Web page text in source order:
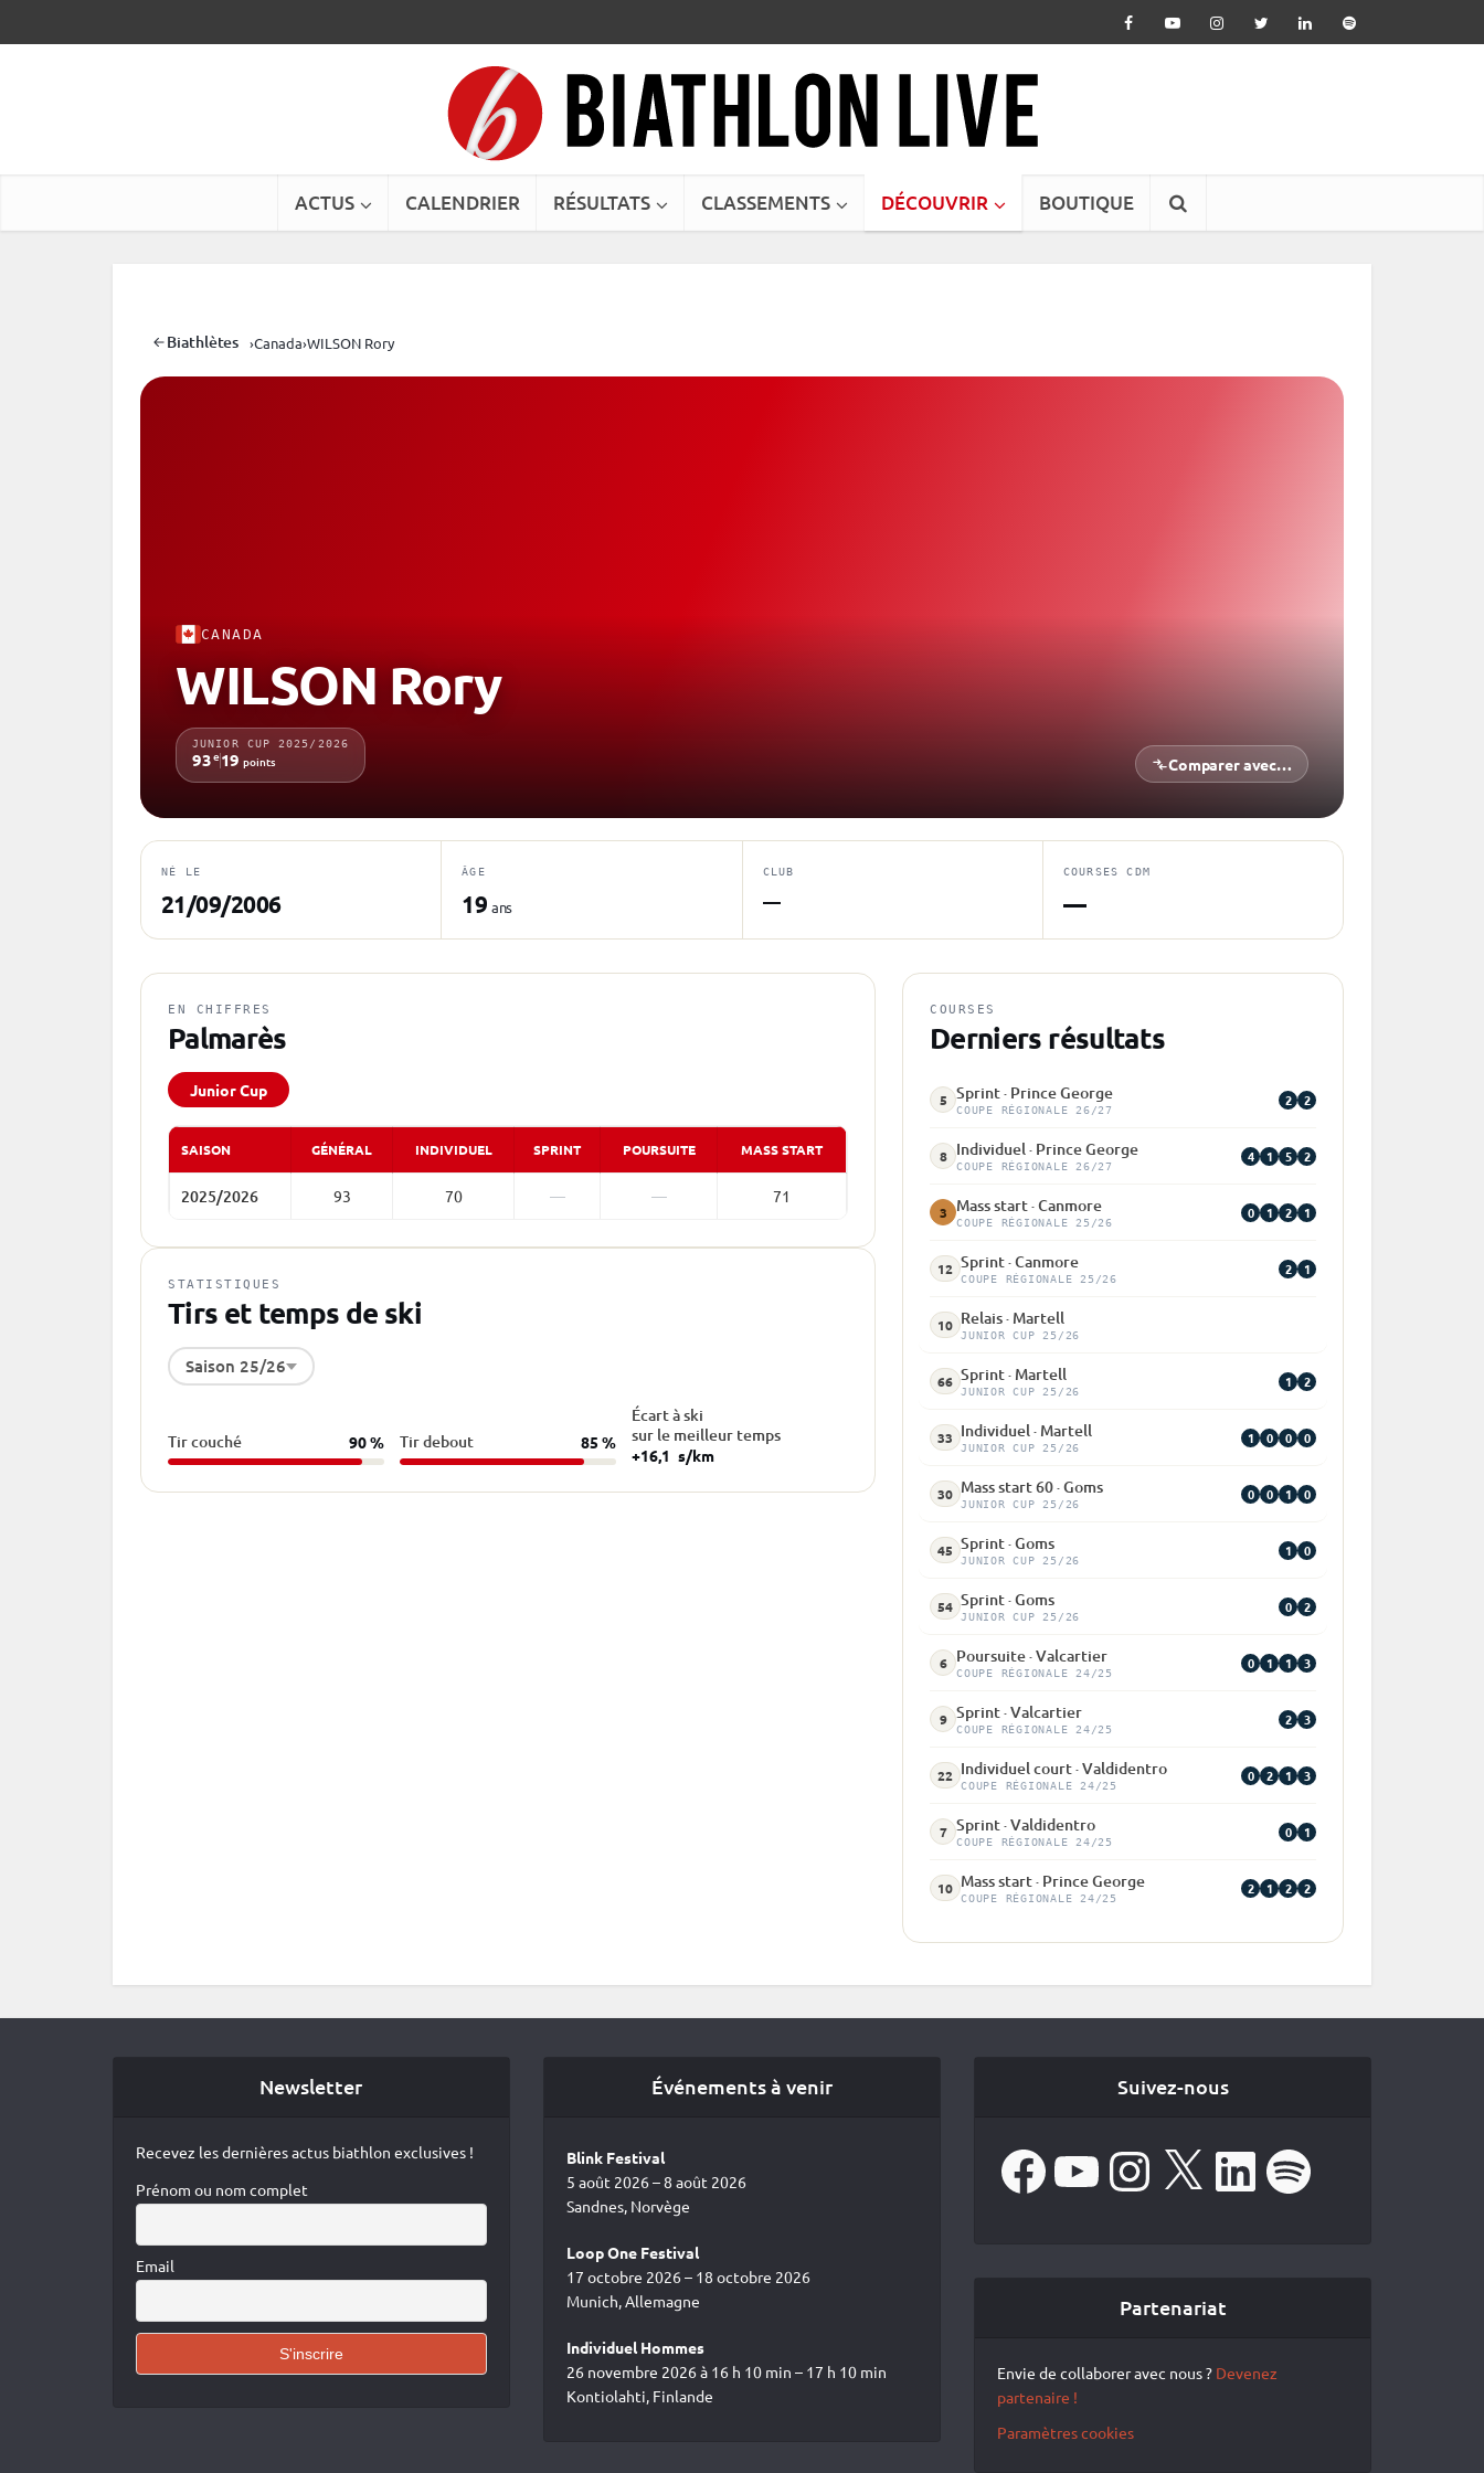
ACTUS CALENDRIER RÉSULTATS CLASSEMENTS DÉCOUVRIR BOUTIQUE
Biathlètes ›Canada›WILSON Rory
CANADA
WILSON Rory
JUNIOR CUP 2025/2026
93e19 points Comparer avec…
NÉ LE
21/09/2006
ÂGE
19 ans
CLUB
—
COURSES CDM
—
EN CHIFFRES
Palmarès
Junior Cup
SAISON GÉNÉRAL INDIVIDUEL SPRINT POURSUITE MASS START
2025/2026 93 70 — — 71
STATISTIQUES
Tirs et temps de ski
Saison 25/26
Tir couché 90 % Tir debout 85 %
Écart à ski
sur le meilleur temps
+16,1 s/km
COURSES
Derniers résultats
5 Sprint · Prince George
COUPE RÉGIONALE 26/27
2 2
8 Individuel · Prince George
COUPE RÉGIONALE 26/27
4 1 5 2
3 Mass start · Canmore
COUPE RÉGIONALE 25/26
0 1 2 1
12 Sprint · Canmore
COUPE RÉGIONALE 25/26
2 1
10 Relais · Martell
JUNIOR CUP 25/26
66 Sprint · Martell
JUNIOR CUP 25/26
1 2
33 Individuel · Martell
JUNIOR CUP 25/26
1 0 0 0
30 Mass start 60 · Goms
JUNIOR CUP 25/26
0 0 1 0
45 Sprint · Goms
JUNIOR CUP 25/26
1 0
54 Sprint · Goms
JUNIOR CUP 25/26
0 2
6 Poursuite · Valcartier
COUPE RÉGIONALE 24/25
0 1 1 3
9 Sprint · Valcartier
COUPE RÉGIONALE 24/25
2 3
22 Individuel court · Valdidentro
COUPE RÉGIONALE 24/25
0 2 1 3
7 Sprint · Valdidentro
COUPE RÉGIONALE 24/25
0 1
10 Mass start · Prince George
COUPE RÉGIONALE 24/25
2 1 2 2
Newsletter
Recevez les dernières actus biathlon exclusives !
Prénom ou nom complet
Email
Événements à venir
Blink Festival
5 août 2026 – 8 août 2026
Sandnes, Norvège
Loop One Festival
17 octobre 2026 – 18 octobre 2026
Munich, Allemagne
Individuel Hommes
26 novembre 2026 à 16 h 10 min – 17 h 10 min
Kontiolahti, Finlande
Suivez-nous
FacebookYouTube Instagram
X LinkedIn Spotify
Partenariat
Envie de collaborer avec nous ? Devenez
partenaire !
Paramètres cookies